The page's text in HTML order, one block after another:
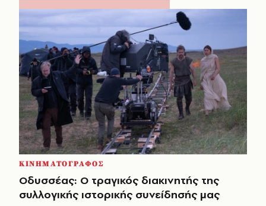
ΚΙΝΗΜΑΤΟΓΡΑΦΟΣ
Οδυσσέας: Ο τραγικός διακινητής της
συλλογικής ιστορικής συνείδησής μας